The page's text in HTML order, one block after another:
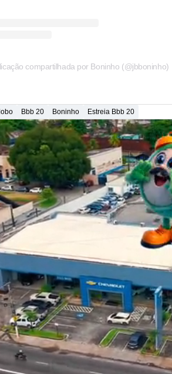
compartilhada por Boninho (@jbboninho)
Bbb 20 Boninho Estreia Bbb 20